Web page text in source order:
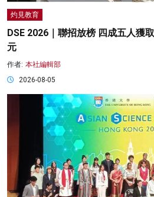
灼見教育
DSE 2026｜聯招放榜 四成五人獲
元
作者: 本社編輯部
2026-08-05